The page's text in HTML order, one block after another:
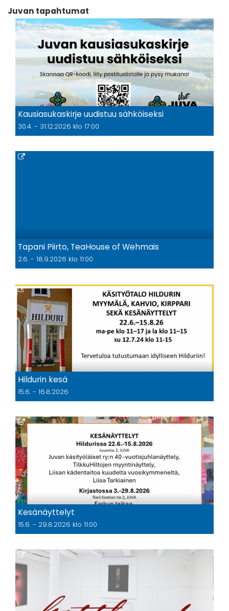
Juvan tapahtumat
Kausiasukaskirje uudistuu sähköiseksi
30.4. - 31.12.2026 klo 17:00
Tapani Piirto, TeaHouse of Wehmais
2.6. - 18.9.2026 klo 11:00
Hildurin kesä
15.6. - 16.8.2026
Kesänäyttelyt
15.6. - 29.8.2026 klo 11:00